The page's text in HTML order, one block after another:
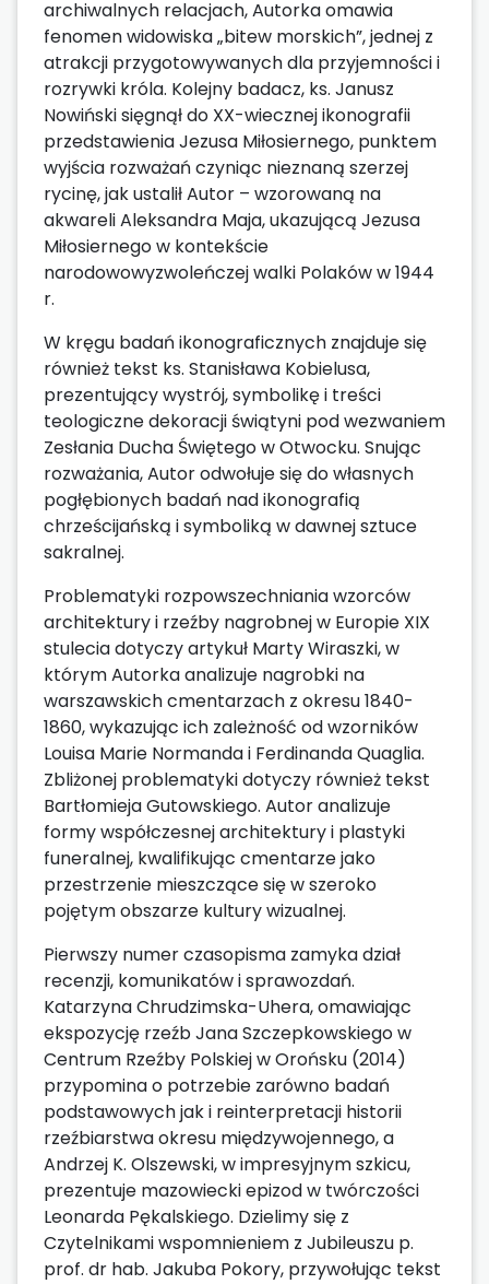
archiwalnych relacjach, Autorka omawia
fenomen widowiska „bitew morskich”, jednej z
atrakcji przygotowywanych dla przyjemności i
rozrywki króla. Kolejny badacz, ks. Janusz
Nowiński sięgnął do XX-wiecznej ikonografii
przedstawienia Jezusa Miłosiernego, punktem
wyjścia rozważań czyniąc nieznaną szerzej
rycinę, jak ustalił Autor – wzorowaną na
akwareli Aleksandra Maja, ukazującą Jezusa
Miłosiernego w kontekście
narodowowyzwoleńczej walki Polaków w 1944
r.
W kręgu badań ikonograficznych znajduje się
również tekst ks. Stanisława Kobielusa,
prezentujący wystrój, symbolikę i treści
teologiczne dekoracji świątyni pod wezwaniem
Zesłania Ducha Świętego w Otwocku. Snując
rozważania, Autor odwołuje się do własnych
pogłębionych badań nad ikonografią
chrześcijańską i symboliką w dawnej sztuce
sakralnej.
Problematyki rozpowszechniania wzorców
architektury i rzeźby nagrobnej w Europie XIX
stulecia dotyczy artykuł Marty Wiraszki, w
którym Autorka analizuje nagrobki na
warszawskich cmentarzach z okresu 1840-
1860, wykazując ich zależność od wzorników
Louisa Marie Normanda i Ferdinanda Quaglia.
Zbliżonej problematyki dotyczy również tekst
Bartłomieja Gutowskiego. Autor analizuje
formy współczesnej architektury i plastyki
funeralnej, kwalifikując cmentarze jako
przestrzenie mieszczące się w szeroko
pojętym obszarze kultury wizualnej.
Pierwszy numer czasopisma zamyka dział
recenzji, komunikatów i sprawozdań.
Katarzyna Chrudzimska-Uhera, omawiając
ekspozycję rzeźb Jana Szczepkowskiego w
Centrum Rzeźby Polskiej w Orońsku (2014)
przypomina o potrzebie zarówno badań
podstawowych jak i reinterpretacji historii
rzeźbiarstwa okresu międzywojennego, a
Andrzej K. Olszewski, w impresyjnym szkicu,
prezentuje mazowiecki epizod w twórczości
Leonarda Pękalskiego. Dzielimy się z
Czytelnikami wspomnieniem z Jubileuszu p.
prof. dr hab. Jakuba Pokory, przywołując tekst